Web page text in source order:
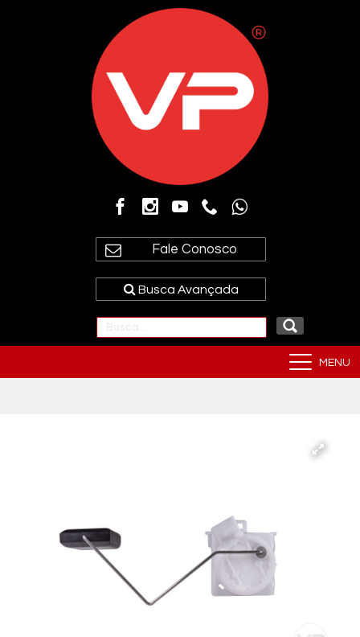
Fale Conosco
Busca Avançada
MENU